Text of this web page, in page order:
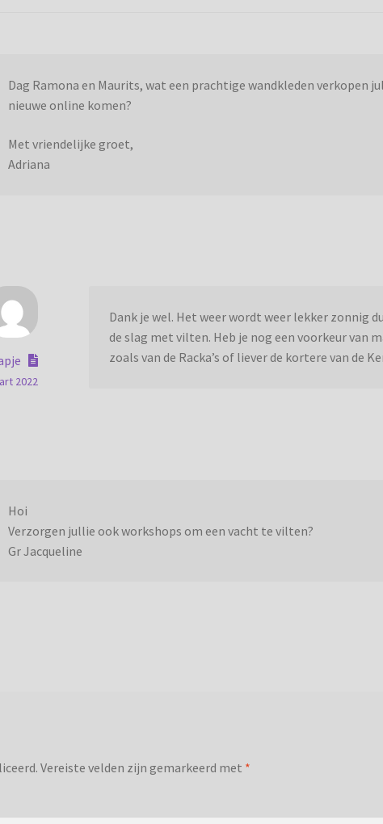
Dag Ramona en Maurits, wat een prachtige wandkleden verkopen
nieuwe online komen?
Met vriendelijke groet,
Adriana
2022
Dank je wel. Het weer wordt weer lekker zonnig
de slag met vilten. Heb je nog een voorkeur van
zoals van de Racka’s of liever de kortere van de
Hoi
Verzorgen jullie ook workshops om een vacht te vilten?
Gr Jacqueline
Vereiste velden zijn gemarkeerd met *